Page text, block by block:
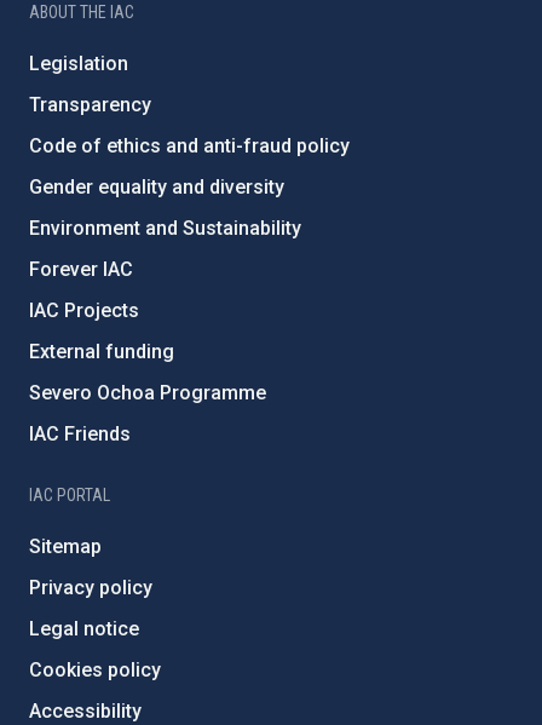
ABOUT THE IAC
Legislation
Transparency
Code of ethics and anti-fraud policy
Gender equality and diversity
Environment and Sustainability
Forever IAC
IAC Projects
External funding
Severo Ochoa Programme
IAC Friends
IAC PORTAL
Sitemap
Privacy policy
Legal notice
Cookies policy
Accessibility